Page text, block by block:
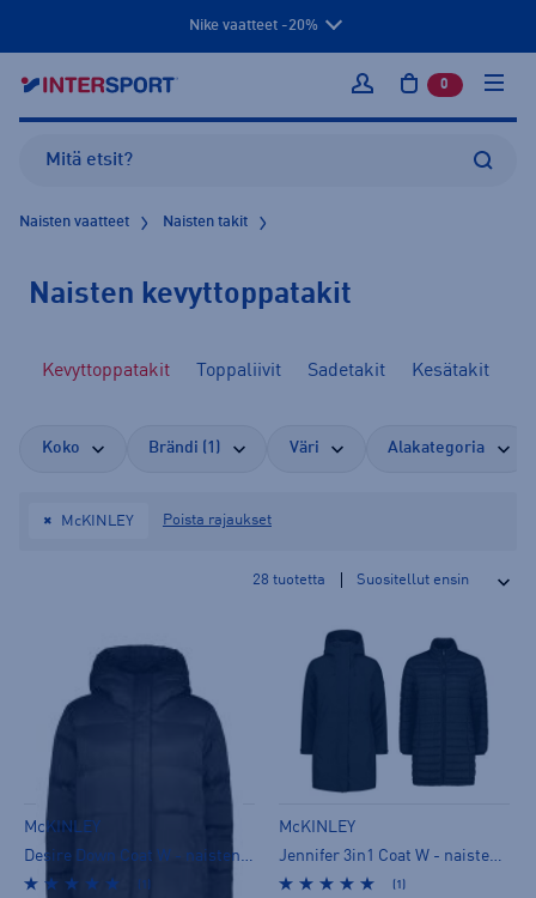
Nike vaatteet -20%
Kirjaudu sisään
0 tuotetta
Naisten vaatteet Naisten takit
Naisten kevyttoppatakit
Kevyttoppatakit Toppaliivit Sadetakit Kesätakit
Koko Brändi (1) Väri Alakategoria
✖ McKINLEY Poista rajaukset
28 tuotetta
McKINLEY
(1)
McKINLEY
(1)